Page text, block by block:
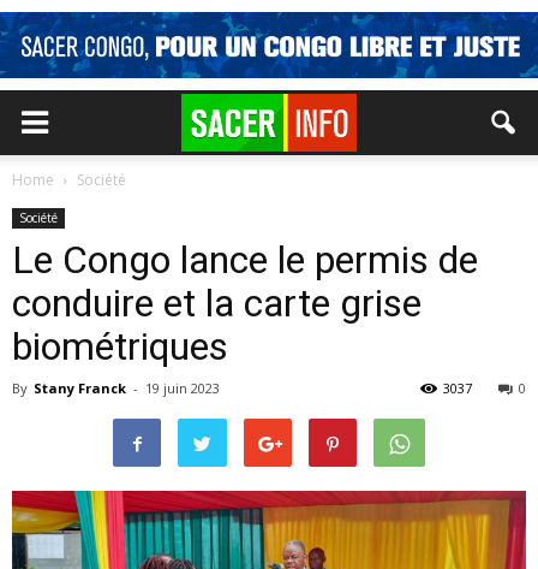
Home Société
Société
Le Congo lance le permis de
conduire et la carte grise
biométriques
By Stany Franck - 19 juin 2023 0
3037